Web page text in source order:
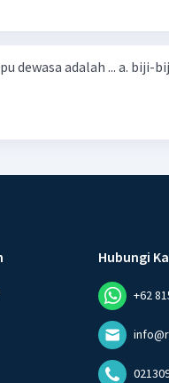
a. biji-bijian b. buah-buahan c.
Hubungi
+62